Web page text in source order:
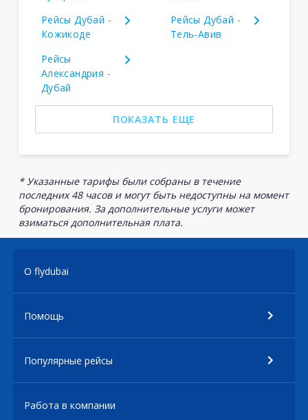
Рейсы Дубай -
Кожикоде
Рейсы Дубай -
Тель-Авив
Рейсы
Александрия -
Дубай
ПОКАЗАТЬ ЕЩЕ
* Указанные тарифы были собраны в течение
последних 48 часов и могут быть недоступны на момент
бронирования. За дополнительные услуги может
взиматься дополнительная плата.
О flydubai
Помощь
Популярные рейсы
Работа в компании